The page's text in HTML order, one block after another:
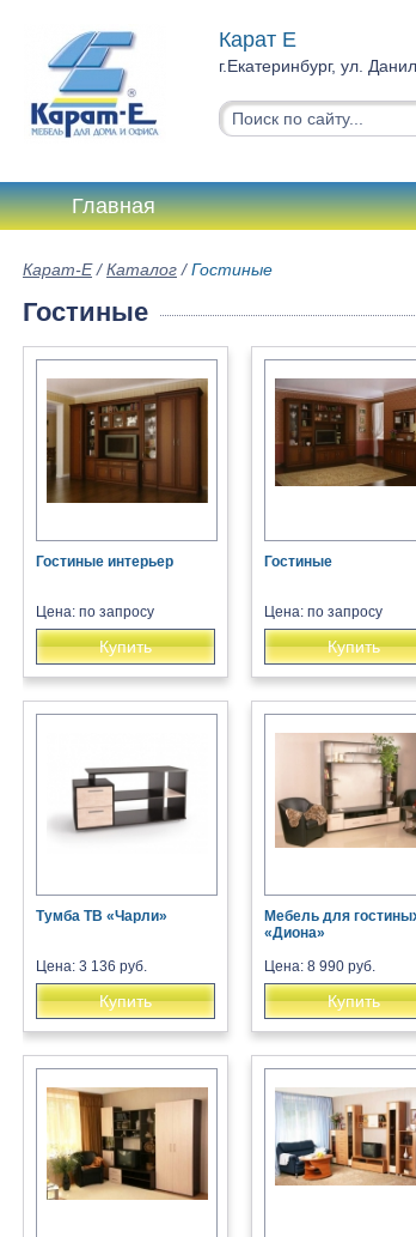
Карат Е
г.Екатеринбург, ул.
Главная
Карат-Е/Каталог /Гостиные
Гостиные
Гостиные интерьер
Цена: по запросу
Купить
Гостиные
Цена: по запросу
Купить
Тумба ТВ «Чарли»
Цена: 3 136 руб.
Купить
Мебель для
«Диона»
Цена: 8 990 руб.
Купить